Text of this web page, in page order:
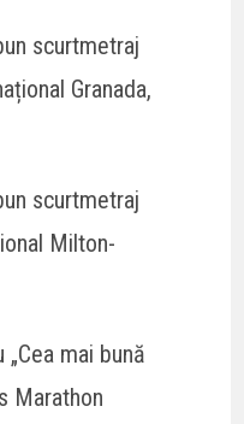
scurtmetraj
Granada,
scurtmetraj
Milton-
mai bună
Marathon